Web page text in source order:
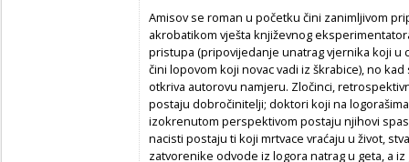
Amisov se roman u početku čini zanimljivom
akrobatikom vješta književnog
pristupa (pripovijedanje unatrag vjernika koji u
čini lopovom koji novac vadi iz škrabice), no
otkriva autorovu namjeru. Zločinci,
postaju dobročinitelji; doktori koji na
izokrenutom perspektivom postaju njihovi
nacisti postaju ti koji mrtvace vraćaju u život,
zatvorenike odvode iz logora natrag u geta, a